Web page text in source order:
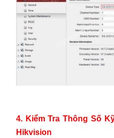
4. Kiểm Tra Thông Số
Hikvision